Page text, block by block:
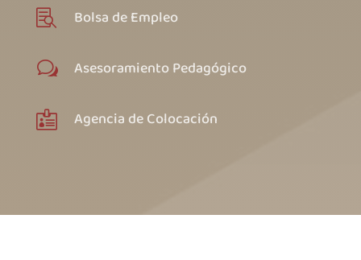
 Bolsa de Empleo
w Asesoramiento Pedagógico
 Agencia de Colocación